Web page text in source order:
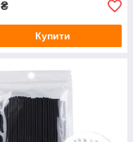
₴
Купити